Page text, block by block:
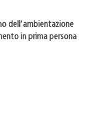
dell’ambientazione
in prima persona